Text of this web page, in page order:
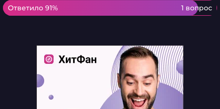
Ответило 91% 1 вопрос
Ответило 91%